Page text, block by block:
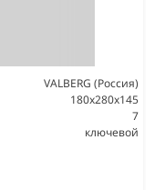
VALBERG (Россия)
180x280x145
7
ключевой